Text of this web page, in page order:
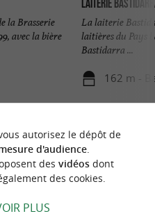
la Brasserie
avec la bière
Laiterie
La laiterie
laitières du Pays
Bastidarra ...
162 m -
POUR VOUS
autorisez le dépôt de
d'audience.
des vidéosdont
des cookies.
PLUS